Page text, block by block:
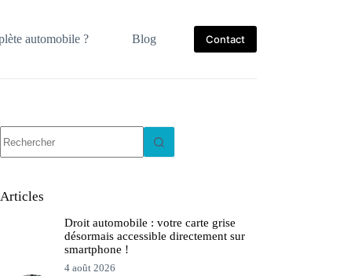
automobile ? Blog Contact
résultat
Articles
Droit automobile : votre carte grise
désormais accessible directement sur
smartphone !
4 août 2026